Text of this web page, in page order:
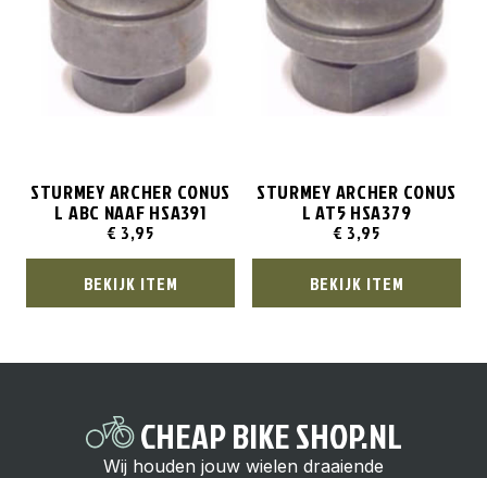
STURMEY ARCHER CONUS
L ABC NAAF HSA391
€ 3,95
BEKIJK ITEM
STURMEY ARCHER CONUS
L AT5 HSA379
€ 3,95
BEKIJK ITEM
CHEAP BIKE SHOP.NL
Wij houden jouw wielen draaiende